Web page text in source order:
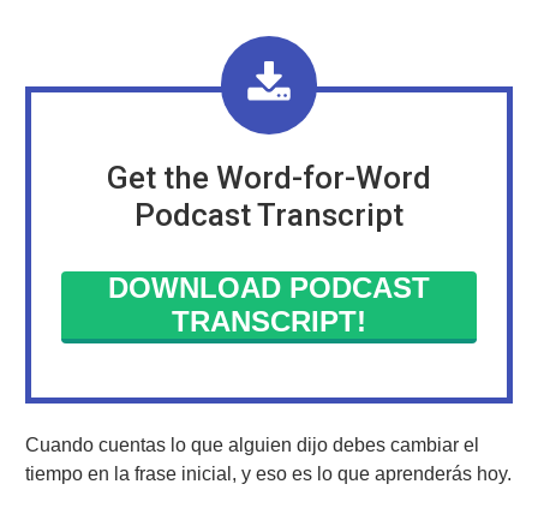
Get the Word-for-Word
Podcast Transcript
DOWNLOAD PODCAST
TRANSCRIPT!
Cuando cuentas lo que alguien dijo debes cambiar el
tiempo en la frase inicial, y eso es lo que aprenderás hoy.